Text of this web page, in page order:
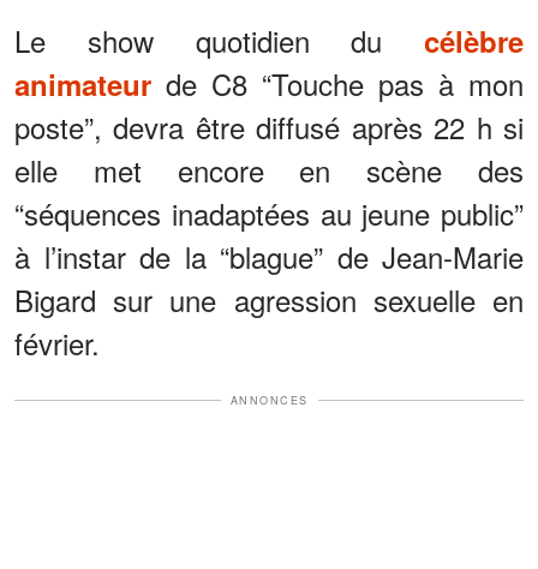
Le show quotidien du célèbre
animateur de C8 “Touche pas à mon
poste”, devra être diffusé après 22 h si
elle met encore en scène des
“séquences inadaptées au jeune public”
à l’instar de la “blague” de Jean-Marie
Bigard sur une agression sexuelle en
février.
ANNONCES